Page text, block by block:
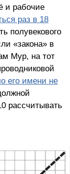
и рабочие
раз в 18
полувекового
«закона» в
Мур, на тот
его имени не
рассчитывать